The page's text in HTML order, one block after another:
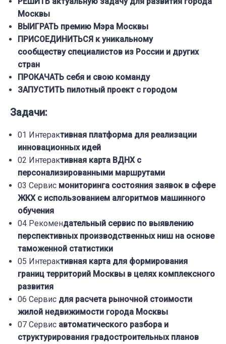
Москвы
ВЫИГРАТЬ премию Мэра Москвы
ПРИСОЕДИНИТЬСЯ к уникальному
сообществу специалистов из России и других
стран
ПРОКАЧАТЬ себя и свою команду
ЗАПУСТИТЬ пилотный проект с городом
Задачи:
01 Интерактивная платформа для реализации
инновационных идей
02 Интерактивная карта ВДНХ с
персонализированными маршрутами
03 Сервис мониторинга состояния заявок в сфере
ЖКХ с использованием алгоритмов машинного
обучения
04 Рекомендательный сервис по выявлению
перспективных производственных ниш на основе
таможенной статистики
05 Интерактивная карта для формирования
границ территорий Москвы в целях комплексного
развития
06 Сервис для расчета рыночной стоимости
жилой недвижимости города Москвы
07 Сервис автоматического разбора и
структурирования градостроительных планов